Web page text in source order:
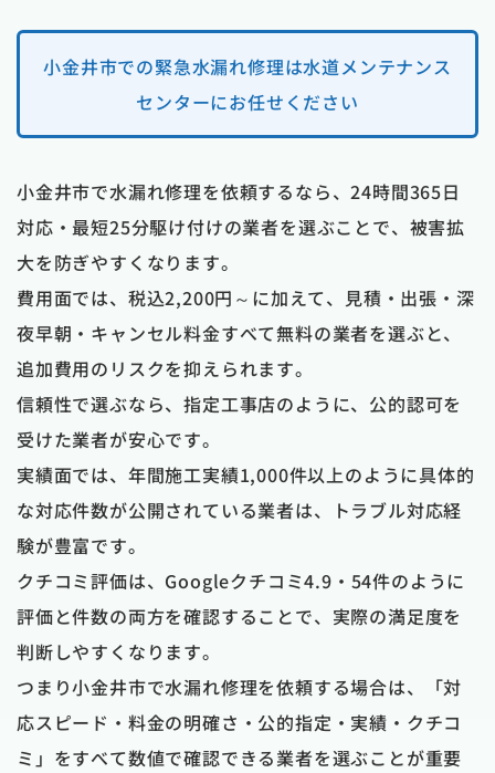
小金井市での緊急水漏れ修理は水道メンテナンス
センターにお任せください
小金井市で水漏れ修理を依頼するなら、24時間365日
対応・最短25分駆け付けの業者を選ぶことで、被害拡
大を防ぎやすくなります。
費用面では、税込2,200円～に加えて、見積・出張・深
夜早朝・キャンセル料金すべて無料の業者を選ぶと、
追加費用のリスクを抑えられます。
信頼性で選ぶなら、指定工事店のように、公的認可を
受けた業者が安心です。
実績面では、年間施工実績1,000件以上のように具体的
な対応件数が公開されている業者は、トラブル対応経
験が豊富です。
クチコミ評価は、Googleクチコミ4.9・54件のように
評価と件数の両方を確認することで、実際の満足度を
判断しやすくなります。
つまり小金井市で水漏れ修理を依頼する場合は、「対
応スピード・料金の明確さ・公的指定・実績・クチコ
ミ」をすべて数値で確認できる業者を選ぶことが重要